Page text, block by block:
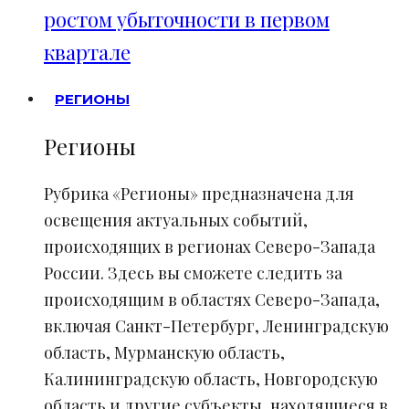
ростом убыточности в первом
квартале
РЕГИОНЫ
Регионы
Рубрика «Регионы» предназначена для
освещения актуальных событий,
происходящих в регионах Северо-Запада
России. Здесь вы сможете следить за
происходящим в областях Северо-Запада,
включая Санкт-Петербург, Ленинградскую
область, Мурманскую область,
Калининградскую область, Новгородскую